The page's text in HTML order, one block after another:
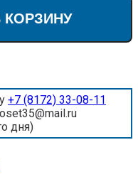
+7 (8172) 33-08-11
дня)